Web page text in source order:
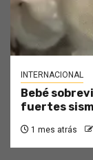
INTERNACIONAL
Bebé
fuertes
1 mes atrás